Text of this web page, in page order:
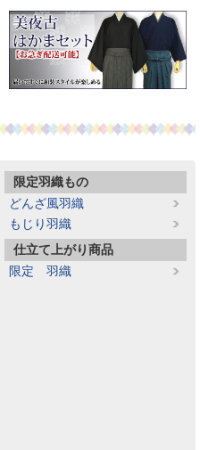
限定羽織もの
どんざ風羽織
もじり羽織
仕立て上がり商品
限定 羽織